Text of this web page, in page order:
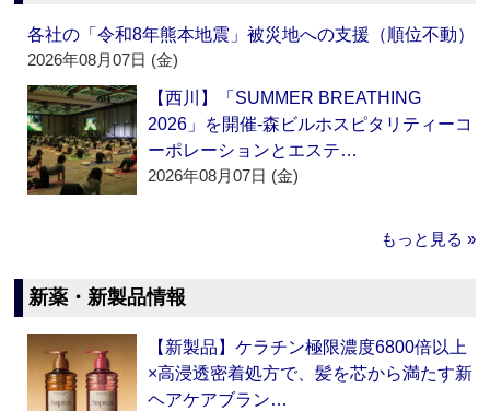
各社の「令和8年熊本地震」被災地への支援（順位不動）
2026年08月07日 (金)
【西川】「SUMMER BREATHING
2026」を開催‐森ビルホスピタリティーコ
ーポレーションとエステ…
2026年08月07日 (金)
もっと見る »
新薬・新製品情報
【新製品】ケラチン極限濃度6800倍以上
×高浸透密着処方で、髪を芯から満たす新
ヘアケアブラン…